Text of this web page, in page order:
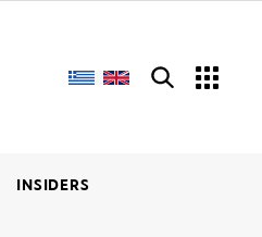
INSIDERS